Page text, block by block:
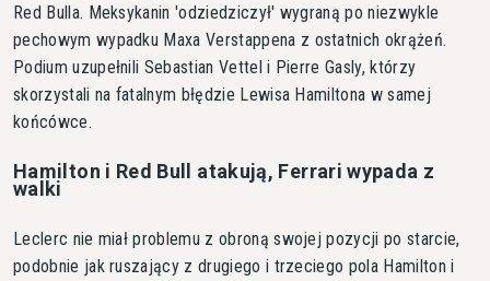
Red Bulla. Meksykanin 'odziedziczył' wygraną po niezwykle
pechowym wypadku Maxa Verstappena z ostatnich okrążeń.
Podium uzupełnili Sebastian Vettel i Pierre Gasly, którzy
skorzystali na fatalnym błędzie Lewisa Hamiltona w samej
końcówce.
Hamilton i Red Bull atakują, Ferrari wypada z
walki
Leclerc nie miał problemu z obroną swojej pozycji po starcie,
podobnie jak ruszający z drugiego i trzeciego pola Hamilton i